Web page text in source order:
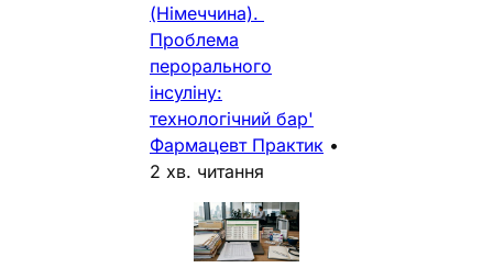
(Німеччина).
Проблема
перорального
інсуліну:
технологічний бар'
Фармацевт Практик •
2 хв. читання